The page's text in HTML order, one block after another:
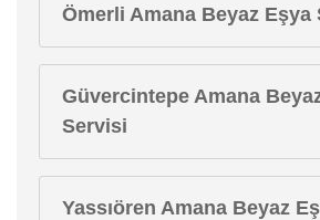
Ömerli Amana Beyaz Eşya
Güvercintepe Amana
Servisi
Yassıören Amana Beyaz